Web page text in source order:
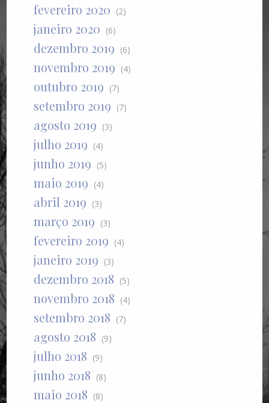
fevereiro 2020 (2)
janeiro 2020 (6)
dezembro 2019 (6)
novembro 2019 (4)
outubro 2019 (7)
setembro 2019 (7)
agosto 2019 (3)
julho 2019 (4)
junho 2019 (5)
maio 2019 (4)
abril 2019 (3)
março 2019 (3)
fevereiro 2019 (4)
janeiro 2019 (3)
dezembro 2018 (5)
novembro 2018 (4)
setembro 2018 (7)
agosto 2018 (9)
julho 2018 (9)
junho 2018 (8)
maio 2018 (8)